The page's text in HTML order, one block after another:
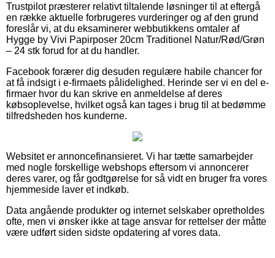
Trustpilot præsterer relativt tiltalende løsninger til at eftergå
en række aktuelle forbrugeres vurderinger og af den grund
foreslår vi, at du eksaminerer webbutikkens omtaler af
Hygge by Vivi Papirposer 20cm Traditionel Natur/Rød/Grøn
– 24 stk forud for at du handler.
Facebook forærer dig desuden regulære habile chancer for
at få indsigt i e-firmaets pålidelighed. Herinde ser vi en del e-
firmaer hvor du kan skrive en anmeldelse af deres
købsoplevelse, hvilket også kan tages i brug til at bedømme
tilfredsheden hos kunderne.
Websitet er annoncefinansieret. Vi har tætte samarbejder
med nogle forskellige webshops eftersom vi annoncerer
deres varer, og får godtgørelse for så vidt en bruger fra vores
hjemmeside laver et indkøb.
Data angående produkter og internet selskaber opretholdes
ofte, men vi ønsker ikke at tage ansvar for rettelser der måtte
være udført siden sidste opdatering af vores data.